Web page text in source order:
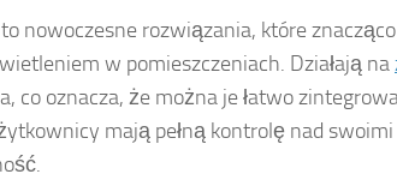
nowoczesne rozwiązania, które
w pomieszczeniach. Działają na
co oznacza, że można je łatwo
mają pełną kontrolę nad